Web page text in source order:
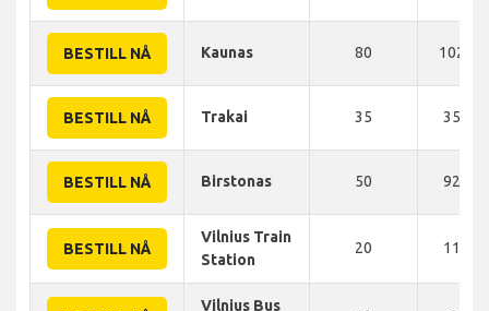
BESTILL NÅ Kaunas 80 102 KM
BESTILL NÅ Trakai 35 35 KM
BESTILL NÅ Birstonas 50 92 KM
BESTILL NÅ
Vilnius Train
Station
20 11 KM
Vilnius Bus